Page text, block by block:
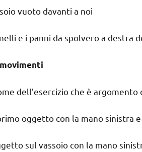
vuoto davanti a noi
e i panni da spolvero a destra
dell’esercizio che è
oggetto con la mano sinistra
sul vassoio con la mano